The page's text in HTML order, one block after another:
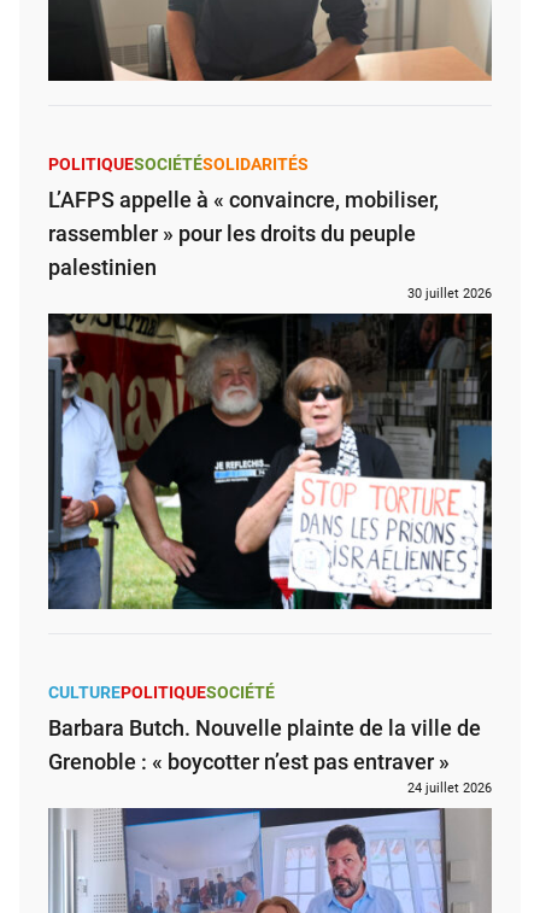
POLITIQUESOCIÉTÉSOLIDARITÉS
L’AFPS appelle à « convaincre, mobiliser,
rassembler » pour les droits du peuple
palestinien
30 juillet 2026
CULTUREPOLITIQUESOCIÉTÉ
Barbara Butch. Nouvelle plainte de la ville de
Grenoble : « boycotter n’est pas entraver »
24 juillet 2026